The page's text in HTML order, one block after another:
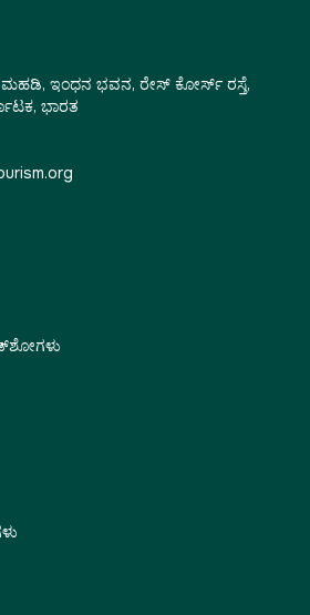
ಮಹಡಿ, ಇಂಧನ ಭವನ, ರೇಸ್ ಕೋರ್ಸ್ ರಸ್ತೆ,
ಭಾರತ